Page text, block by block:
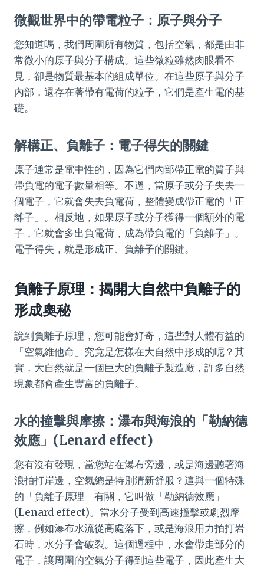
微觀世界中的帶電粒子：原子與分子
您知道嗎，我們周圍所有物質，包括空氣，都是由非
常微小的原子與分子構成。這些微粒雖然肉眼看不
見，卻是物質最基本的組成單位。在這些原子與分子
內部，還存在著帶有電荷的粒子，它們是產生電的基
礎。
解構正、負離子：電子得失的關鍵
原子通常是電中性的，因為它們內部帶正電的質子與
帶負電的電子數量相等。不過，當原子或分子失去一
個電子，它就會失去負電荷，整體變成帶正電的「正
離子」。相反地，如果原子或分子獲得一個額外的電
子，它就會多出負電荷，成為帶負電的「負離子」。
電子得失，就是形成正、負離子的關鍵。
負離子原理：揭開大自然中負離子的
形成奧秘
說到負離子原理，您可能會好奇，這些對人體有益的
「空氣維他命」究竟是怎樣在大自然中形成的呢？其
實，大自然就是一個巨大的負離子製造廠，許多自然
現象都會產生豐富的負離子。
水的撞擊與摩擦：瀑布與海浪的「勒納德
效應」(Lenard effect)
您有沒有發現，當您站在瀑布旁邊，或是海邊聽著海
浪拍打岸邊，空氣總是特別清新舒服？這與一個特殊
的「負離子原理」有關，它叫做「勒納德效應」
(Lenard effect)。當水分子受到高速撞擊或劇烈摩
擦，例如瀑布水流從高處落下，或是海浪用力拍打岩
石時，水分子會破裂。這個過程中，水會帶走部分的
電子，讓周圍的空氣分子得到這些電子，因此產生大